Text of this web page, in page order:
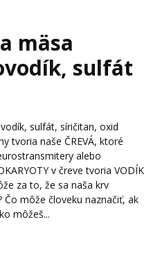
mäsa
sulfát
sulfát, síričitan, oxid
tvoria naše ČREVÁ, ktoré
alebo
v čreve tvoria VODÍK
za to, že sa naša krv
Čo môže človeku naznačiť, ak
môžeš...